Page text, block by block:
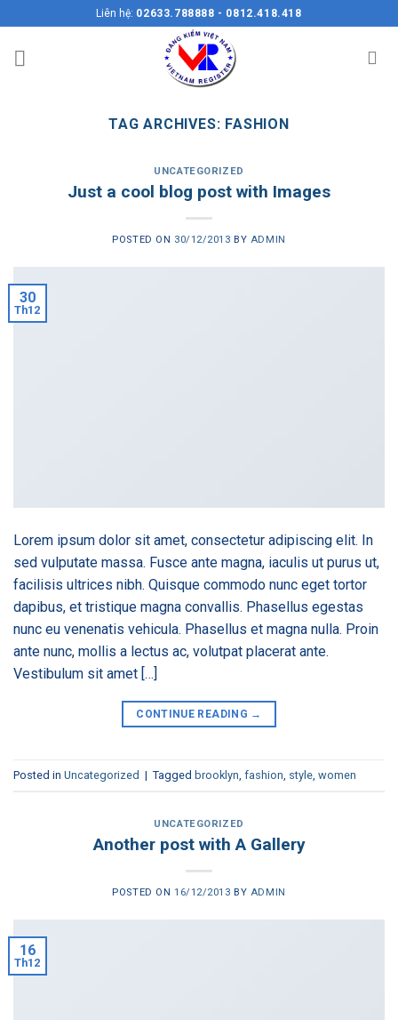
to
content
Liên hệ: 02633.788888 - 0812.418.418
TAG ARCHIVES: FASHION
UNCATEGORIZED
Just a cool blog post with Images
POSTED ON 30/12/2013 BY ADMIN
30
Th12
Lorem ipsum dolor sit amet, consectetur adipiscing elit. In
sed vulputate massa. Fusce ante magna, iaculis ut purus ut,
facilisis ultrices nibh. Quisque commodo nunc eget tortor
dapibus, et tristique magna convallis. Phasellus egestas
nunc eu venenatis vehicula. Phasellus et magna nulla. Proin
ante nunc, mollis a lectus ac, volutpat placerat ante.
Vestibulum sit amet […]
CONTINUE READING →
Posted in Uncategorized | Tagged brooklyn fashion style women
UNCATEGORIZED
Another post with A Gallery
POSTED ON 16/12/2013 BY ADMIN
16
Th12